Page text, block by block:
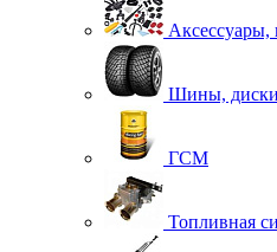
Аксессуары,
Шины,
ГСМ
Топливная